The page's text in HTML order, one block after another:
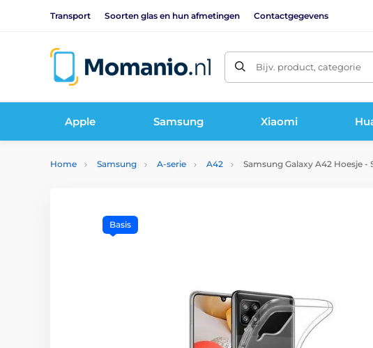
Transport Soorten glas en hun afmetingen Contactgegevens
Bijv. product, categorie
Apple Samsung Xiaomi
Home Samsung A-serie A42 Samsung Galaxy A42 Hoesje -
Basis